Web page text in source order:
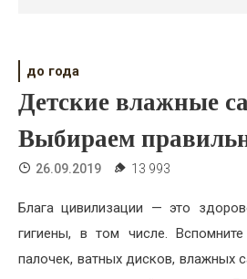
Свадьба
Жизнь
Хобби
Красота
до года
Детские влажные
Выбираем
26.09.2019 13 993
Блага цивилизации — это
гигиены, в том числе.
палочек, ватных дисков, влажных